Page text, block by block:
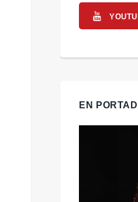
EN